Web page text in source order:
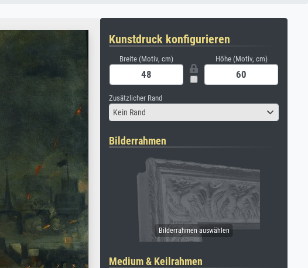
Kunstdruck konfigurieren
Breite (Motiv, cm) Höhe (Motiv, cm)
Zusätzlicher Rand
Kein Rand
Bilderrahmen
Medium & Keilrahmen